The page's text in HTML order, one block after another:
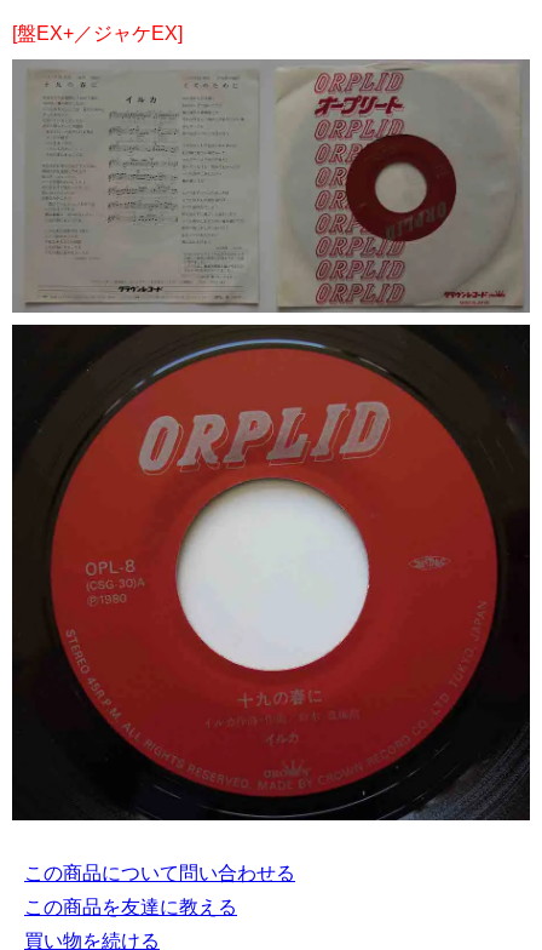
[盤EX+／ジャケEX]
この商品について問い合わせる
この商品を友達に教える
買い物を続ける